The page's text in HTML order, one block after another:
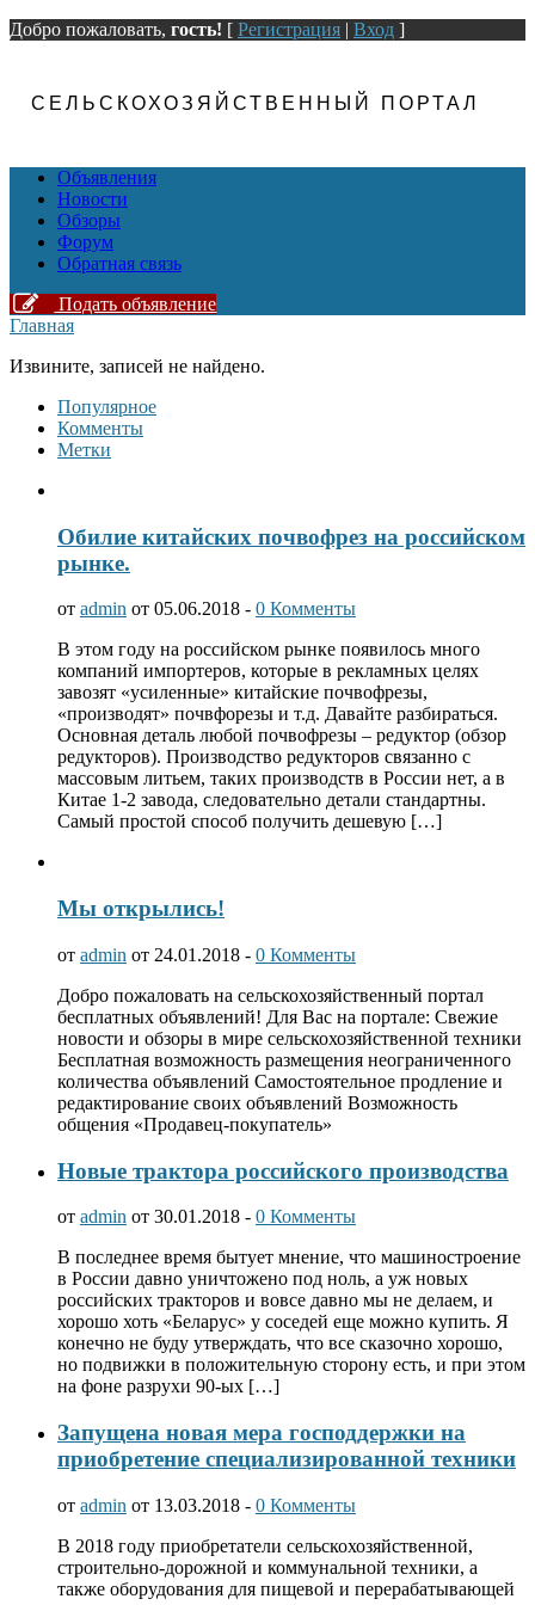
Добро пожаловать, гость! [ Регистрация | Вход ]
СЕЛЬСКОХОЗЯЙСТВЕННЫЙ ПОРТАЛ
Объявления
Новости
Обзоры
Форум
Обратная связь
Подать объявление
Главная
Извините, записей не найдено.
Популярное
Комменты
Метки
Обилие китайских почвофрез на российском
рынке.
от admin от 05.06.2018 - 0 Комменты
В этом году на российском рынке появилось много
компаний импортеров, которые в рекламных целях
завозят «усиленные» китайские почвофрезы,
«производят» почвфорезы и т.д. Давайте разбираться.
Основная деталь любой почвофрезы – редуктор (обзор
редукторов). Производство редукторов связанно с
массовым литьем, таких производств в России нет, а в
Китае 1-2 завода, следовательно детали стандартны.
Самый простой способ получить дешевую […]
Мы открылись!
от admin от 24.01.2018 - 0 Комменты
Добро пожаловать на сельскохозяйственный портал
бесплатных объявлений! Для Вас на портале: Свежие
новости и обзоры в мире сельскохозяйственной техники
Бесплатная возможность размещения неограниченного
количества объявлений Самостоятельное продление и
редактирование своих объявлений Возможность
общения «Продавец-покупатель»
Новые трактора российского производства
от admin от 30.01.2018 - 0 Комменты
В последнее время бытует мнение, что машиностроение
в России давно уничтожено под ноль, а уж новых
российских тракторов и вовсе давно мы не делаем, и
хорошо хоть «Беларус» у соседей еще можно купить. Я
конечно не буду утверждать, что все сказочно хорошо,
но подвижки в положительную сторону есть, и при этом
на фоне разрухи 90-ых […]
Запущена новая мера господдержки на
приобретение специализированной техники
от admin от 13.03.2018 - 0 Комменты
В 2018 году приобретатели сельскохозяйственной,
строительно-дорожной и коммунальной техники, а
также оборудования для пищевой и перерабатывающей